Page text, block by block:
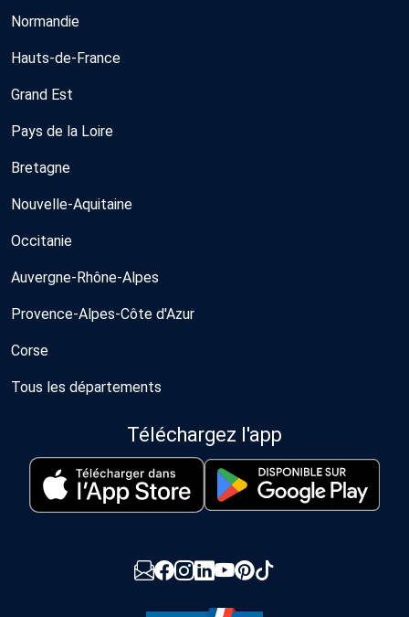
Normandie
Hauts-de-France
Grand Est
Pays de la Loire
Bretagne
Nouvelle-Aquitaine
Occitanie
Auvergne-Rhône-Alpes
Provence-Alpes-Côte d'Azur
Corse
Tous les départements
Téléchargez l'app